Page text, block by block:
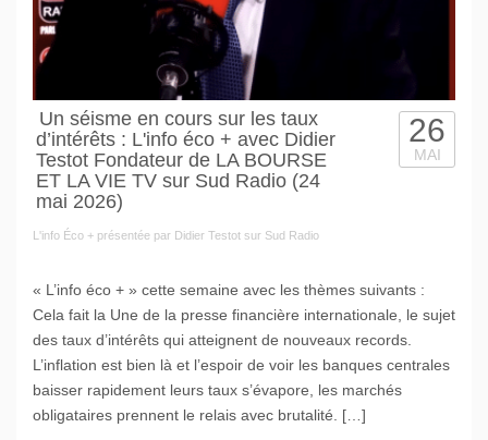
Un séisme en cours sur les taux
d’intérêts : L'info éco + avec Didier
Testot Fondateur de LA BOURSE
ET LA VIE TV sur Sud Radio (24
mai 2026)
L'info Éco + présentée par Didier Testot sur Sud Radio
26
MAI
« L’info éco + » cette semaine avec les thèmes suivants :
Cela fait la Une de la presse financière internationale, le sujet
des taux d’intérêts qui atteignent de nouveaux records.
L’inflation est bien là et l’espoir de voir les banques centrales
baisser rapidement leurs taux s’évapore, les marchés
obligataires prennent le relais avec brutalité. […]